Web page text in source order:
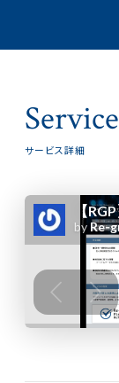
サービス詳細